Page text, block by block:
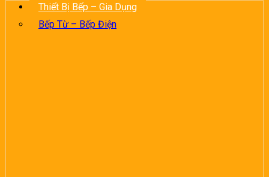
Thiết Bị Bếp – Gia Dụng
Bếp Từ – Bếp Điện